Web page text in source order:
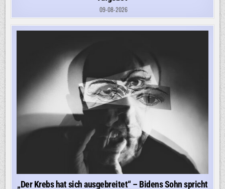
09-08-2026
„Der Krebs hat sich ausgebreitet“ – Bidens Sohn spricht